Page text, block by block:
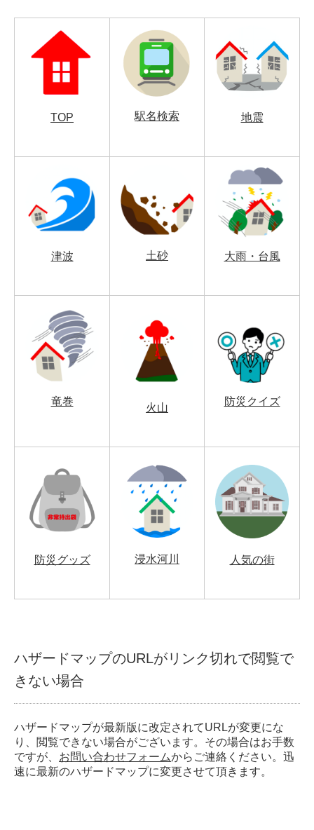
TOP 駅名検索 地震
津波 土砂 大雨・台風
竜巻
火山
防災クイズ
防災グッズ 浸水河川 人気の街
ハザードマップのURLがリンク切れで閲覧で
きない場合
ハザードマップが最新版に改定されてURLが変更にな
り、閲覧できない場合がございます。その場合はお手数
ですが、 お問い合わせフォームからご連絡ください。迅
速に最新のハザードマップに変更させて頂きます。